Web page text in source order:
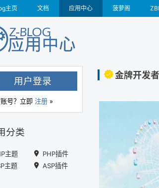
主页 文档 应用中心 菠萝阁
金牌开发
用户登录
号？立即 注册 »
分类
主题
PHP插件
主题
ASP插件